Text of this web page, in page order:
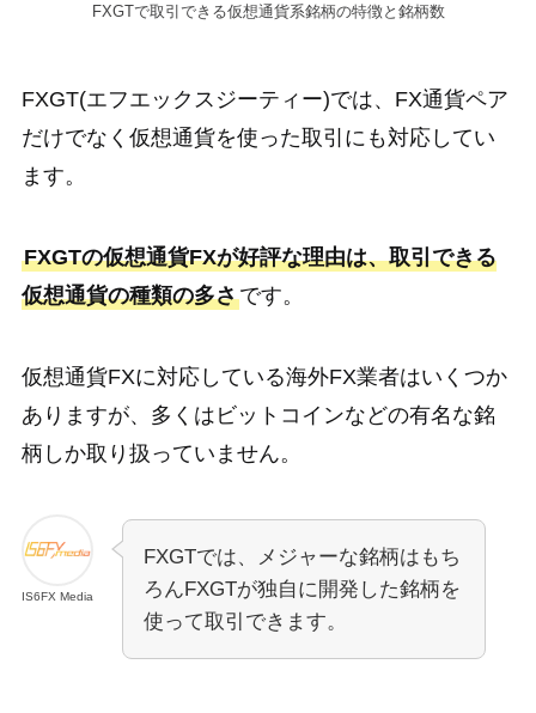
FXGTで取引できる仮想通貨系銘柄の特徴と銘柄数
FXGT(エフエックスジーティー)では、FX通貨ペア
だけでなく仮想通貨を使った取引にも対応してい
ます。
FXGTの仮想通貨FXが好評な理由は、取引できる
仮想通貨の種類の多さです。
仮想通貨FXに対応している海外FX業者はいくつか
ありますが、多くはビットコインなどの有名な銘
柄しか取り扱っていません。
IS6FX Media
FXGTでは、メジャーな銘柄はもち
ろんFXGTが独自に開発した銘柄を
使って取引できます。